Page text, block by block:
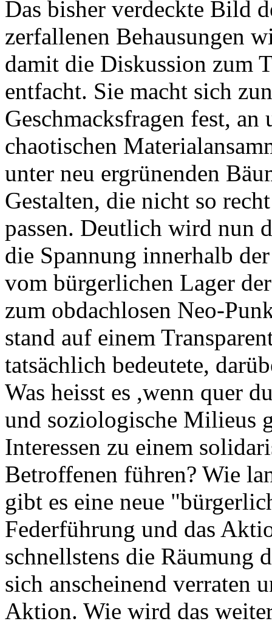
Das bisher verdeckte Bild
zerfallenen Behausungen
damit die Diskussion zum
entfacht. Sie macht sich
Geschmacksfragen fest,
chaotischen
unter neu ergrünenden
Gestalten, die nicht so
passen. Deutlich wird nun
die Spannung innerhalb
vom bürgerlichen Lager
zum obdachlosen Neo-
stand auf einem
tatsächlich bedeutete,
Was heisst es ,wenn quer
und soziologische Milieus
Interessen zu einem
Betroffenen führen? Wie
gibt es eine neue
Federführung und das
schnellstens die Räumung
sich anscheinend verraten
Aktion. Wie wird das